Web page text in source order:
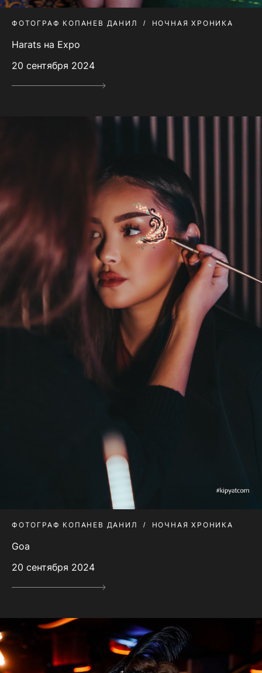
ФОТОГРАФ КОПАНЕВ ДАНИЛ НОЧНАЯ ХРОНИКА
Harats на Expo
20 сентября 2024
ФОТОГРАФ КОПАНЕВ ДАНИЛ НОЧНАЯ ХРОНИКА
Goa
20 сентября 2024